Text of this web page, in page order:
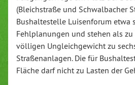
(Bleichstraße und Schwalbacher
Bushaltestelle Luisenforum etwa
Fehlplanungen und stehen als
völligen Ungleichgewicht zu
Straßenanlagen. Die für
Fläche darf nicht zu Lasten der